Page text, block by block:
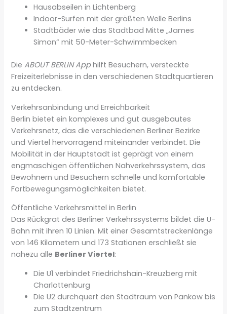
Hausabseilen in Lichtenberg
Indoor-Surfen mit der größten Welle Berlins
Stadtbäder wie das Stadtbad Mitte „James
Simon“ mit 50-Meter-Schwimmbecken
DieABOUT BERLIN Apphilft Besuchern, versteckte
Freizeiterlebnisse in den verschiedenen Stadtquartieren
zu entdecken.
Verkehrsanbindung und Erreichbarkeit
Berlin bietet ein komplexes und gut ausgebautes
Verkehrsnetz, das die verschiedenen Berliner Bezirke
und Viertel hervorragend miteinander verbindet. Die
Mobilität in der Hauptstadt ist geprägt von einem
engmaschigen öffentlichen Nahverkehrssystem, das
Bewohnern und Besuchern schnelle und komfortable
Fortbewegungsmöglichkeiten bietet.
Öffentliche Verkehrsmittel in Berlin
Das Rückgrat des Berliner Verkehrssystems bildet die U-
Bahn mit ihren 10 Linien. Mit einer Gesamtstreckenlänge
von 146 Kilometern und 173 Stationen erschließt sie
nahezu alle Berliner Viertel:
Die U1 verbindet Friedrichshain-Kreuzberg mit
Charlottenburg
Die U2 durchquert den Stadtraum von Pankow bis
zum Stadtzentrum